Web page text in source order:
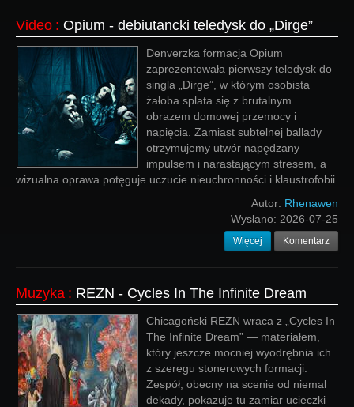
Video : Opium - debiutancki teledysk do „Dirge”
Denverzka formacja Opium
zaprezentowała pierwszy teledysk do
singla „Dirge”, w którym osobista
żałoba splata się z brutalnym
obrazem domowej przemocy i
napięcia. Zamiast subtelnej ballady
otrzymujemy utwór napędzany
impulsem i narastającym stresem, a
wizualna oprawa potęguje uczucie nieuchronności i klaustrofobii.
Autor: Rhenawen
Wysłano: 2026-07-25
Więcej Komentarz
Muzyka : REZN - Cycles In The Infinite Dream
Chicagoński REZN wraca z „Cycles In
The Infinite Dream” — materiałem,
który jeszcze mocniej wyodrębnia ich
z szeregu stonerowych formacji.
Zespół, obecny na scenie od niemal
dekady, pokazuje tu zamiar ucieczki